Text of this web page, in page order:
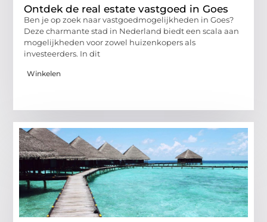
Ontdek de real estate vastgoed in Goes
Ben je op zoek naar vastgoedmogelijkheden in Goes?
Deze charmante stad in Nederland biedt een scala aan
mogelijkheden voor zowel huizenkopers als
investeerders. In dit
Winkelen